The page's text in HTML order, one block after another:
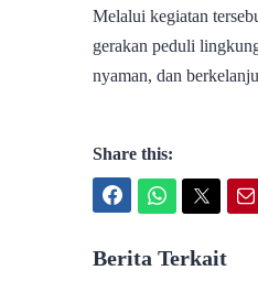
Melalui kegiatan
gerakan peduli
nyaman, dan
Share this:
Berita Terkait